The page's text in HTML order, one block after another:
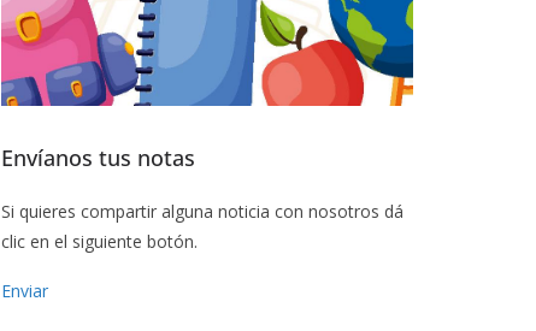
Envíanos tus notas
Si quieres compartir alguna noticia con nosotros dá
clic en el siguiente botón.
Enviar